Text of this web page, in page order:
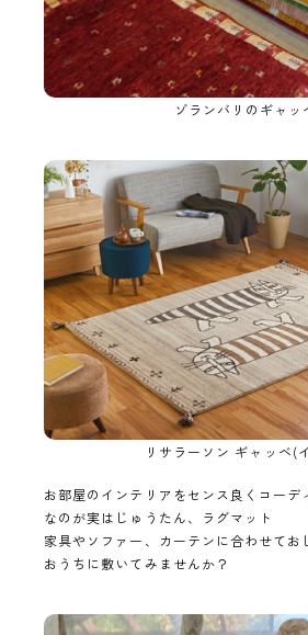
ゾランバリのギャッ
リサラーソン ギャッベ(
お部屋のインテリアをセンス良くコーデ
なのが実はじゅうたん、ラグマット
家具やソファー、カーテンに合わせてお
おうちに敷いてみませんか？